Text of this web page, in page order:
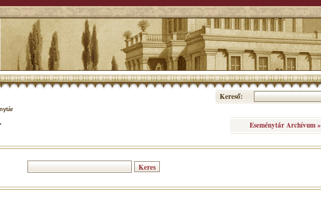
Kereső:
Eseménytár Archívum »